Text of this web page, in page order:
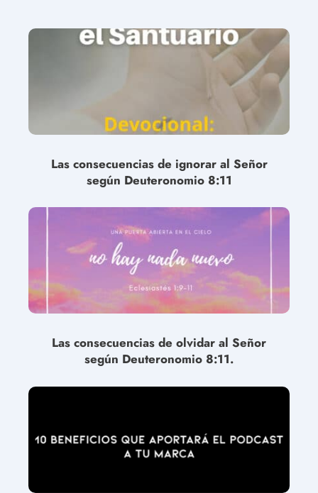
Las consecuencias de ignorar al Señor
según Deuteronomio 8:11
Las consecuencias de olvidar al Señor
según Deuteronomio 8:11.